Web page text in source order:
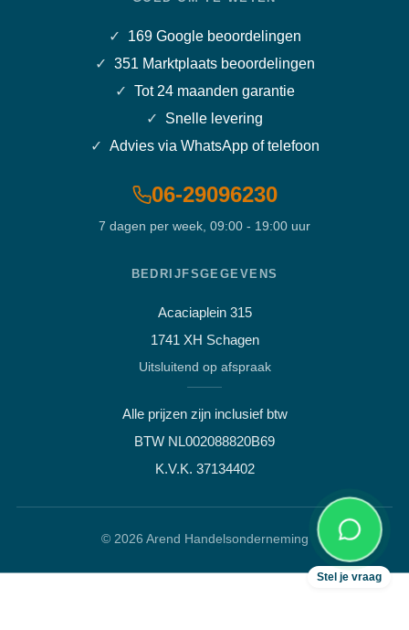
169Google beoordelingen
351 Marktplaats beoordelingen
Tot 24 maanden garantie
Snelle levering
Advies via WhatsApp of telefoon
06-29096230
7 dagen per week, 09:00 - 19:00 uur
BEDRIJFSGEGEVENS
Acaciaplein 315
1741 XH Schagen
Uitsluitend op afspraak
Alle prijzen zijn inclusief btw
BTW NL002088820B69
K.V.K. 37134402
© 2026 Arend Handelsonderneming
Stel je vraag
Stel je vraag over dit
16GB DDR4 1000GB SSD WIFI
Vraag over een laptop of pc
Welk apparaat past bij mij?
Afspraak maken
Afhalen of bezichtigen
Verzending, status of afhalen